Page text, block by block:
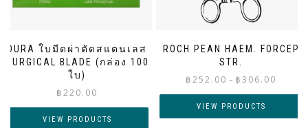
DURA ใบมีดผ่าตัดสแตนเลส
SURGICAL BLADE (กล่อง 100
ใบ)
฿220.00
VIEW PRODUCTS
ROCH PEAN HAEM. FORCEP
STR.
฿252.00 – ฿306.00
range:
through
VIEW PRODUCTS